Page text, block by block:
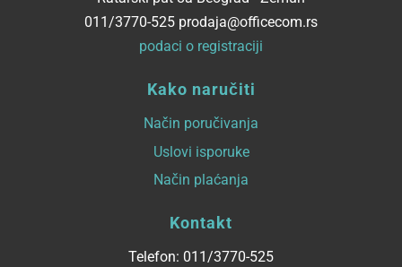
011/3770-525 prodaja@officecom.rs
podaci o registraciji
Kako naručiti
Način poručivanja
Uslovi isporuke
Način plaćanja
Kontakt
Telefon: 011/3770-525